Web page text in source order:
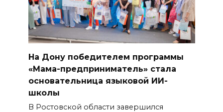
На Дону победителем программы
«Мама-предприниматель» стала
основательница языковой ИИ-
школы
В Ростовской области завершился